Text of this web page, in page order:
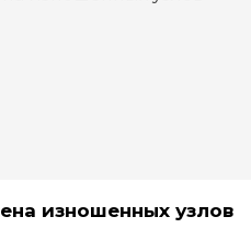
изношенных узлов